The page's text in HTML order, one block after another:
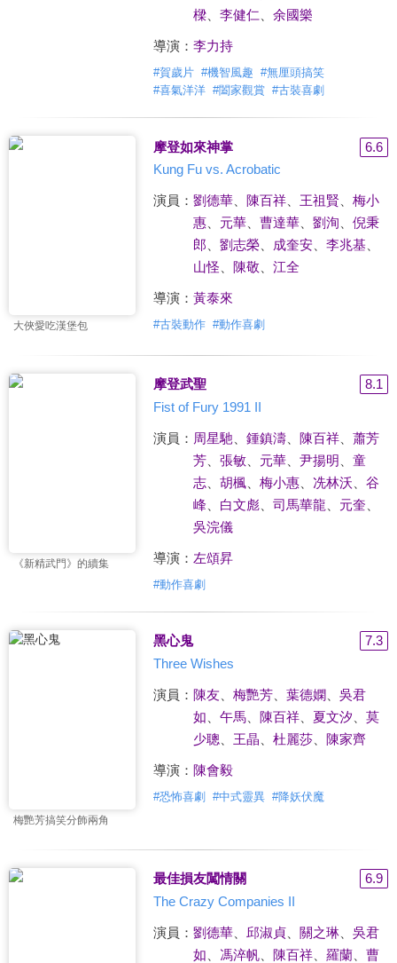
樑、 李健仁 余國樂
導演： 李力持
#賀歲片 #機智風趣 #無厘頭搞笑
#喜氣洋洋 #闔家觀賞 #古裝喜劇
大俠愛吃漢堡包
摩登如來神掌
6.6
Kung Fu vs. Acrobatic
演員： 劉德華、 陳百祥、 王祖賢
梅小
惠、 元華、 曹達華、 劉洵
倪秉
郎
劉志榮、 成奎安、 李兆基、
山怪
陳敬 江全
導演： 黃泰來
#古裝動作 #動作喜劇
《新精武門》的續集
摩登武聖
8.1
Fist of Fury 1991 II
演員： 周星馳 鍾鎮濤、 陳百祥、 蕭芳
芳、 張敏、 元華、 尹揚明
童
志、 胡楓、 梅小惠、 冼林沃
谷
峰、 白文彪、 司馬華龍 元奎
吳浣儀
導演： 左頌昇
#動作喜劇
梅艷芳搞笑分飾兩角
黑心鬼
7.3
Three Wishes
演員： 陳友、 梅艷芳、 葉德嫻、 吳君
如
午馬、 陳百祥、 夏文汐
莫
少聰
王晶 杜麗莎、 陳家齊
導演： 陳會毅
#恐怖喜劇 #中式靈異 #降妖伏魔
最佳損友闖情關
6.9
The Crazy Companies II
演員： 劉德華、 邱淑貞、 關之琳、 吳君
如
馮淬帆、 陳百祥、 羅蘭、 曹